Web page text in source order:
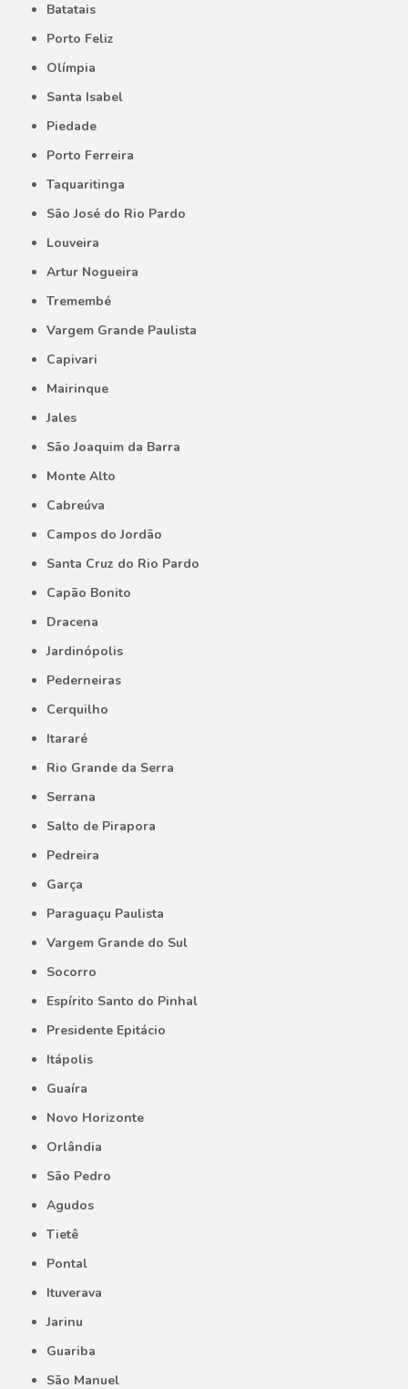
Batatais
Porto Feliz
Olímpia
Santa Isabel
Piedade
Porto Ferreira
Taquaritinga
São José do Rio Pardo
Louveira
Artur Nogueira
Tremembé
Vargem Grande Paulista
Capivari
Mairinque
Jales
São Joaquim da Barra
Monte Alto
Cabreúva
Campos do Jordão
Santa Cruz do Rio Pardo
Capão Bonito
Dracena
Jardinópolis
Pederneiras
Cerquilho
Itararé
Rio Grande da Serra
Serrana
Salto de Pirapora
Pedreira
Garça
Paraguaçu Paulista
Vargem Grande do Sul
Socorro
Espírito Santo do Pinhal
Presidente Epitácio
Itápolis
Guaíra
Novo Horizonte
Orlândia
São Pedro
Agudos
Tietê
Pontal
Ituverava
Jarinu
Guariba
São Manuel